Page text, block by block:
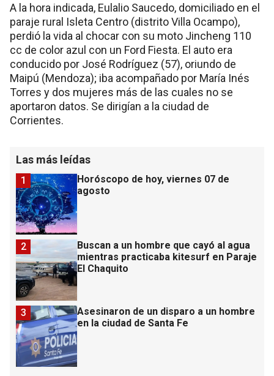
A la hora indicada, Eulalio Saucedo, domiciliado en el
paraje rural Isleta Centro (distrito Villa Ocampo),
perdió la vida al chocar con su moto Jincheng 110
cc de color azul con un Ford Fiesta. El auto era
conducido por José Rodríguez (57), oriundo de
Maipú (Mendoza); iba acompañado por María Inés
Torres y dos mujeres más de las cuales no se
aportaron datos. Se dirigían a la ciudad de
Corrientes.
Las más leídas
Horóscopo de hoy, viernes 07 de
agosto
1
Buscan a un hombre que cayó al agua
mientras practicaba kitesurf en Paraje
El Chaquito
2
Asesinaron de un disparo a un hombre
en la ciudad de Santa Fe
3